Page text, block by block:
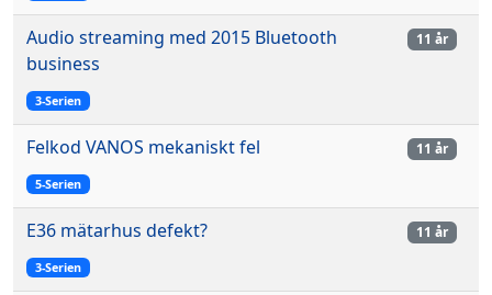
Audio streaming med 2015 Bluetooth
business
3-Serien
11 år
Felkod VANOS mekaniskt fel
5-Serien
11 år
E36 mätarhus defekt?
3-Serien
11 år